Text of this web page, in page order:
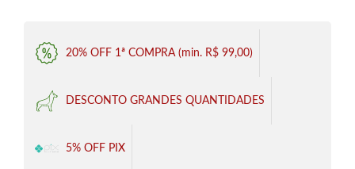
20% OFF 1ª COMPRA (min. R$ 99,00)
DESCONTO GRANDES QUANTIDADES
5% OFF PIX